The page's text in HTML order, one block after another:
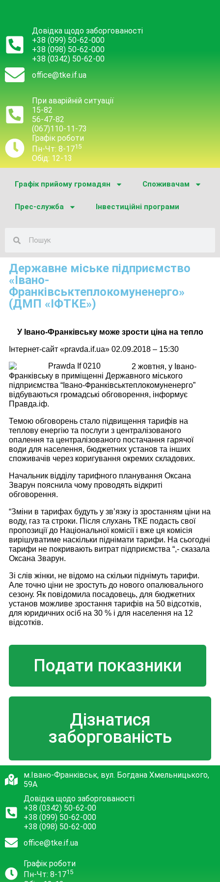
Довідка щодо заборгованості
+38 (099) 50-62-000
+38 (098) 50-62-000
+38 (0342) 50-62-00
office@tke.if.ua
При аварійній ситуації
15-82
56-47-82
(067)110-11-73
Графік роботи
Пн-Чт: 8-1715
Обід: 12-13
Графік прийому громадян Споживачам
Прес-служба Інвестиційні програми
Державне міське підприємство
«Івано-
Франківськтеплокомуненерго»
(ДМП «ІФТКЕ»)
У Івано-Франківську може зрости ціна на тепло
Інтернет-сайт «pravda.if.ua» 02.09.2018 – 15:30
2 жовтня, у Івано-
Франківську в приміщенні Державного міського
підприємства “Івано-Франківськтеплокомуненерго”
відбуваються громадські обговорення, інформує
Правда.іф.
Темою обговорень стало підвищення тарифів на
теплову енергію та послуги з централізованого
опалення та централізованого постачання гарячої
води для населення, бюджетних установ та інших
споживачів через коригування окремих складових.
Начальник відділу тарифного планування Оксана
Зварун пояснила чому проводять відкриті
обговорення.
“Зміни в тарифах будуть у зв’язку із зростанням ціни на
воду, газ та строки. Після слухань ТКЕ подасть свої
пропозиції до Національної комісії і вже ця комісія
вирішуватиме наскільки піднімати тарифи. На сьогодні
тарифи не покривають витрат підприємства “,- сказала
Оксана Зварун.
Зі слів жінки, не відомо на скільки піднімуть тарифи.
Але точно ціни не зростуть до нового опалювального
сезону. Як повідомила посадовець, для бюджетних
установ можливе зростання тарифів на 50 відсотків,
для юридичних осіб на 30 % і для населення на 12
відсотків.
Подати показники
Дізнатися
заборгованість
м.Івано-Франківськ, вул. Богдана Хмельницького,
59А
Довідка щодо заборгованості
+38 (0342) 50-62-00
+38 (099) 50-62-000
+38 (098) 50-62-000
office@tke.if.ua
Графік роботи
Пн-Чт: 8-1715